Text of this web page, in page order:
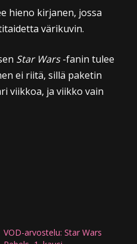
hieno kirjanen, jossa
värikuvin.
Star Wars-fanin tulee
ei riitä, sillä paketin
viikkoa, ja viikko vain
VOD-arvostelu: Star Wars